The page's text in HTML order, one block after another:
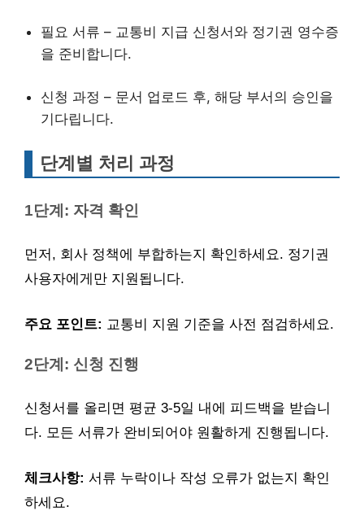
필요 서류 – 교통비 지급 신청서와 정기권 영수증
을 준비합니다.
신청 과정 – 문서 업로드 후, 해당 부서의 승인을
기다립니다.
단계별 처리 과정
1단계: 자격 확인
먼저, 회사 정책에 부합하는지 확인하세요. 정기권
사용자에게만 지원됩니다.
주요 포인트: 교통비 지원 기준을 사전 점검하세요.
2단계: 신청 진행
신청서를 올리면 평균 3-5일 내에 피드백을 받습니
다. 모든 서류가 완비되어야 원활하게 진행됩니다.
체크사항: 서류 누락이나 작성 오류가 없는지 확인
하세요.